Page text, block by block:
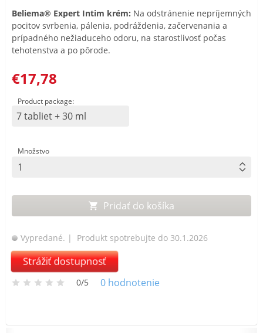
Beliema® Expert Intim krém: Na odstránenie nepríjemných
pocitov svrbenia, pálenia, podráždenia, začervenania a
prípadného nežiaduceho odoru, na starostlivosť počas
tehotenstva a po pôrode.
€17,78
Product package:
7 tabliet + 30 ml
Množstvo
Pridať do košíka
Vypredané. | Produkt spotrebujte do 30.1.2026
Strážiť dostupnosť
0/5 0 hodnotenie